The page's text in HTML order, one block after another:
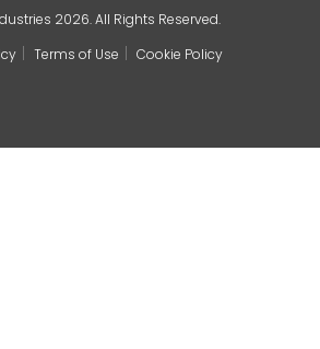
2026. All Rights Reserved.
Terms of Use Cookie Policy